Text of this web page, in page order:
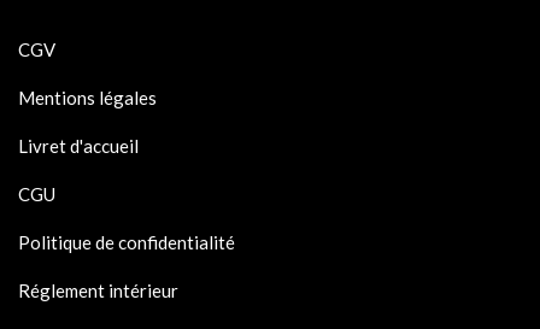
CGV
Mentions légales
Livret d'accueil
CGU
Politique de confidentialité
Réglement intérieur